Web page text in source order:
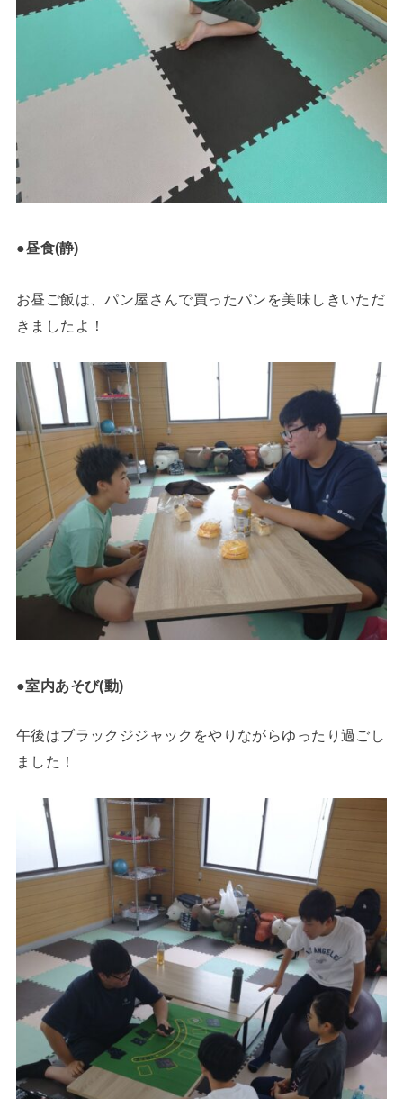
●昼食(静)
お昼ご飯は、パン屋さんで買ったパンを美味しきいただ
きましたよ！
●室内あそび(動)
午後はブラックジジャックをやりながらゆったり過ごし
ました！